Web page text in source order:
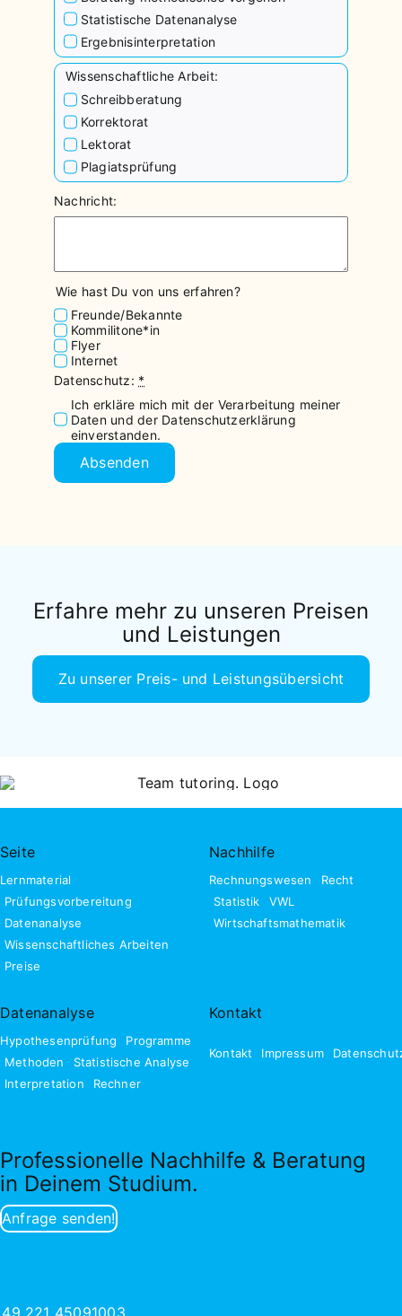
Statistische Datenanalyse
Ergebnisinterpretation
Wissenschaftliche Arbeit:
Schreibberatung
Korrektorat
Lektorat
Plagiatsprüfung
Nachricht:
Wie hast Du von uns erfahren?
Freunde/Bekannte
Kommilitone*in
Flyer
Internet
Datenschutz: *
Ich erkläre mich mit der Verarbeitung meiner
Daten und der Datenschutzerklärung
einverstanden.
Absenden
Erfahre mehr zu unseren Preisen
und Leistungen
Zu unserer Preis- und Leistungsübersicht
Seite
Lernmaterial
Prüfungsvorbereitung
Datenanalyse
Wissenschaftliches Arbeiten
Preise
Nachhilfe
Rechnungswesen
Recht
Statistik
VWL
Wirtschaftsmathematik
Datenanalyse
Hypothesenprüfung
Programme
Methoden
Statistische Analyse
Interpretation
Rechner
Kontakt
Kontakt Impressum
Professionelle Nachhilfe & Beratung
in Deinem Studium.
Anfrage senden!
221 45091003